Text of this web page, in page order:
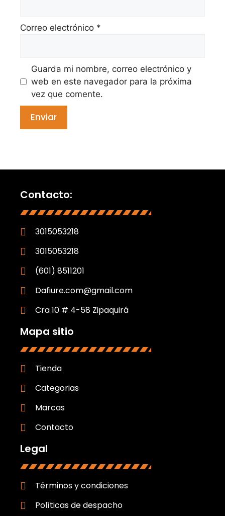
Correo electrónico *
Guarda mi nombre, correo electrónico y
web en este navegador para la próxima
vez que comente.
Contacto:
3015053218
3015053218
(601) 8511201
Dafiure.com@gmail.com
Cra 10 # 4-58 Zipaquirá
Mapa sitio
Tienda
Categorias
Marcas
Contacto
Legal
Términos y condiciones
Políticas de despacho